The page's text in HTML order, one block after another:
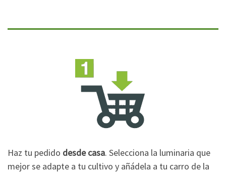
Haz tu pedido desde casa. Selecciona la luminaria que
mejor se adapte a tu cultivo y añádela a tu carro de la